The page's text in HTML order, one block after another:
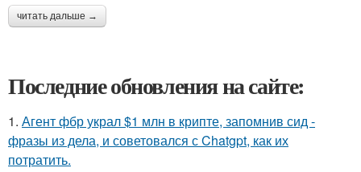
читать дальше →
Последние обновления на сайте:
1. Агент фбр украл $1 млн в крипте, запомнив сид -
фразы из дела, и советовался с Chatgpt, как их
потратить.